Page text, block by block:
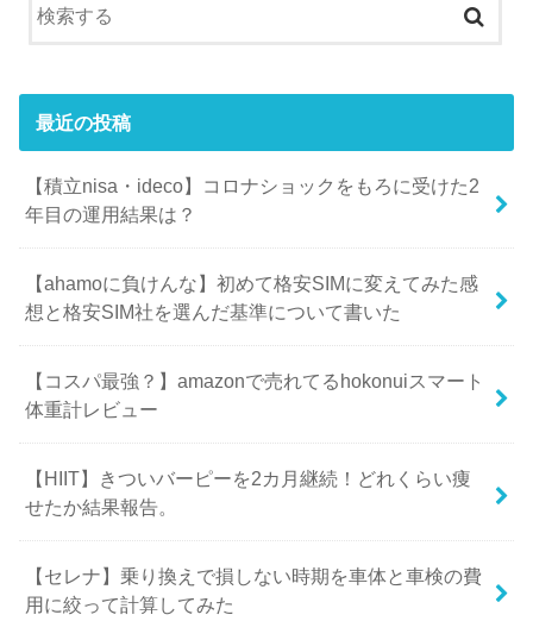
最近の投稿
【積立nisa・ideco】コロナショックをもろに受けた2
年目の運用結果は？
【ahamoに負けんな】初めて格安SIMに変えてみた感
想と格安SIM社を選んだ基準について書いた
【コスパ最強？】amazonで売れてるhokonuiスマート
体重計レビュー
【HIIT】きついバーピーを2カ月継続！どれくらい痩
せたか結果報告。
【セレナ】乗り換えで損しない時期を車体と車検の費
用に絞って計算してみた